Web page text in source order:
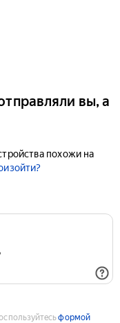
вы, а
похожи на
формой